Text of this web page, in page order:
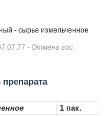
- сырье измельченное
- Отмена гос.
1 пак.